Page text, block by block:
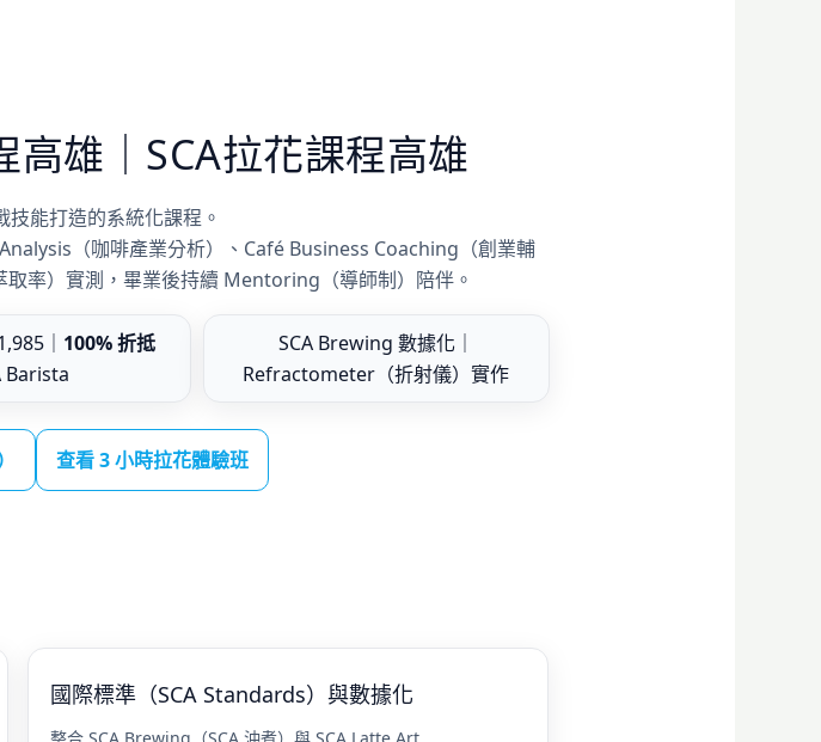
雄｜SCA拉花課程高雄
能打造的系統化課程。
（咖啡產業分析）、Café Business Coaching（創業輔
取率）實測，畢業後持續 Mentoring（導師制）陪伴。
｜ 100% 折抵
Barista
SCA Brewing 數據化｜
Refractometer（折射儀）實作
查看 3 小時拉花體驗班
國際標準（SCA Standards）與數據化